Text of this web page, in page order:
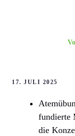
17. JULI 2025
fundierte
die